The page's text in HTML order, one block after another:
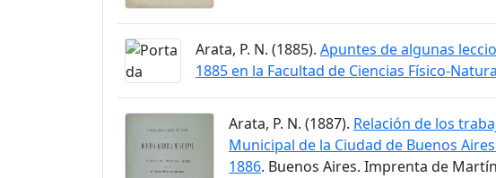
Arata, P. N. (1885). Apuntes de algunas
1885 en la Facultad de Ciencias Físico-
Arata, P. N. (1887). Relación de los
Municipal de la Ciudad de Buenos
1886. Buenos Aires. Imprenta de